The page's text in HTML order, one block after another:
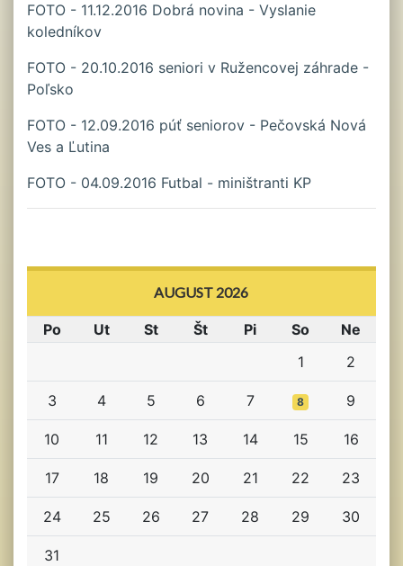
FOTO - 11.12.2016 Dobrá novina - Vyslanie
koledníkov
FOTO - 20.10.2016 seniori v Ružencovej záhrade -
Poľsko
FOTO - 12.09.2016 púť seniorov - Pečovská Nová
Ves a Ľutina
FOTO - 04.09.2016 Futbal - miništranti KP
AUGUST 2026
Po Ut St Št Pi So
Ne
1
2
3 4 5 6 7 8 9
10 11 12 13 14 15 16
17 18 19 20 21 22 23
24 25 26 27 28 29 30
31